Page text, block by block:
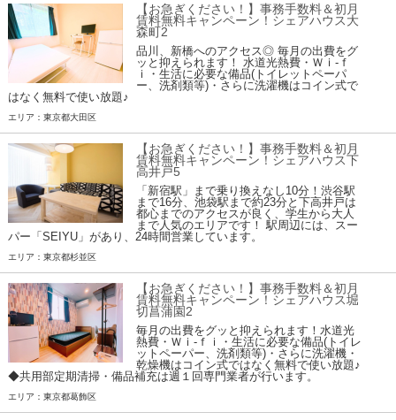
【お急ぎください！】事務手数料＆初月
賃料無料キャンペーン！シェアハウス大
森町2
品川、新橋へのアクセス◎ 毎月の出費をグ
ッと抑えられます！ 水道光熱費・Ｗｉ-ｆ
ｉ・生活に必要な備品(トイレットペーパ
ー、洗剤類等)・さらに洗濯機はコイン式で
はなく無料で使い放題♪
エリア：東京都大田区
【お急ぎください！】事務手数料＆初月
賃料無料キャンペーン！シェアハウス下
高井戸5
「新宿駅」まで乗り換えなし10分！渋谷駅
まで16分、池袋駅まで約23分と下高井戸は
都心までのアクセスが良く、学生から大人
まで人気のエリアです！ 駅周辺には、スー
パー「SEIYU」があり、24時間営業しています。
エリア：東京都杉並区
【お急ぎください！】事務手数料＆初月
賃料無料キャンペーン！シェアハウス堀
切菖蒲園2
毎月の出費をグッと抑えられます！水道光
熱費・Ｗｉ-ｆｉ・生活に必要な備品(トイレ
ットペーパー、洗剤類等)・さらに洗濯機・
乾燥機はコイン式ではなく無料で使い放題♪
◆共用部定期清掃・備品補充は週１回専門業者が行います。
エリア：東京都葛飾区